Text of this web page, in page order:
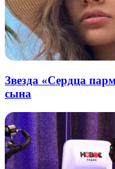
Звезда «Сердца
сына